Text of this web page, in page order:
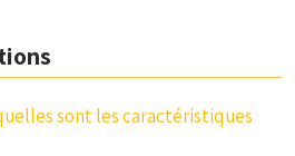
sont les caractéristiques